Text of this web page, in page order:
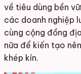
về tiêu dùng bền
các doanh nghiệp
cùng cộng đồng
nữa để kiến tạo
khép kín.